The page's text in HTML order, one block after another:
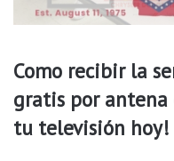
Como recibir la
gratis por antena
tu televisión hoy!